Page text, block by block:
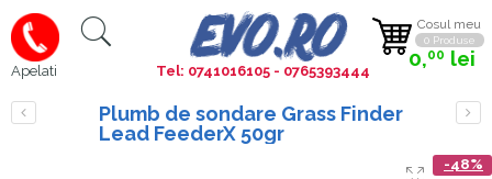
Apelati
Cosul meu
0 Produse
0,00 lei
Tel: 0741016105 - 0765393444
Plumb de sondare Grass Finder
Lead FeederX 50gr
-48%